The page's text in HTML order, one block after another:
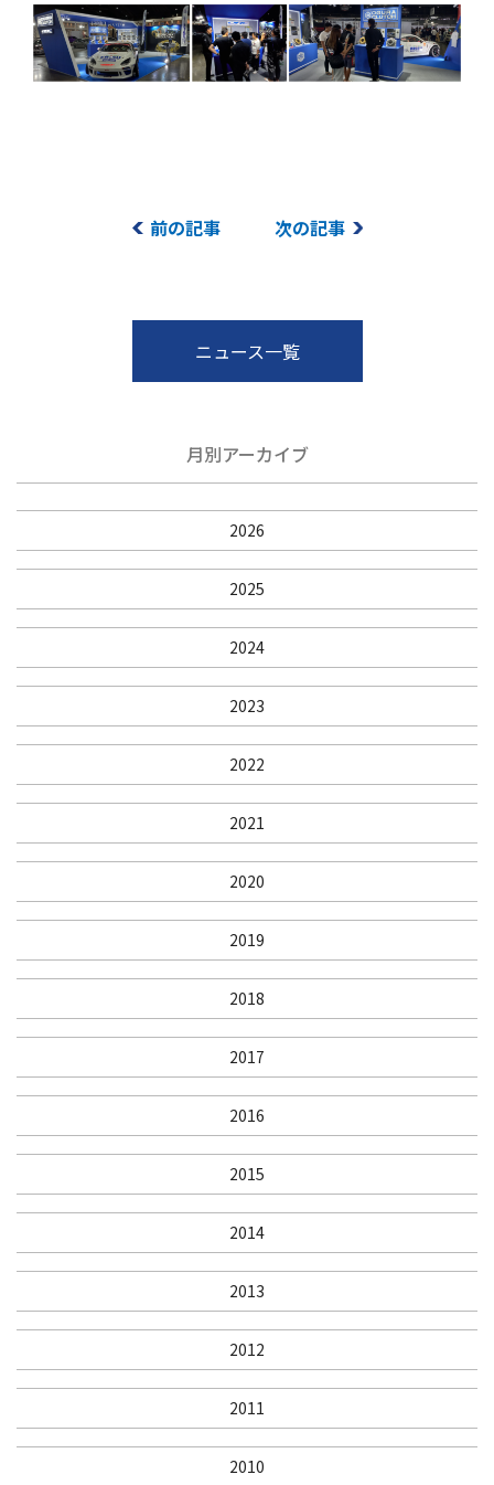
前の記事 次の記事
ニュース一覧
月別アーカイブ
2026
2025
2024
2023
2022
2021
2020
2019
2018
2017
2016
2015
2014
2013
2012
2011
2010